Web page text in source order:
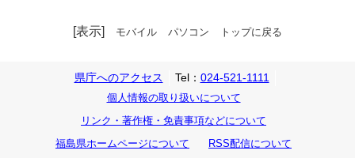
[表示] モバイル パソコン トップに戻る
県庁へのアクセス Tel： 024-521-1111
個人情報の取り扱いについて
リンク・著作権・免責事項などについて
福島県ホームページについて
RSS配信について